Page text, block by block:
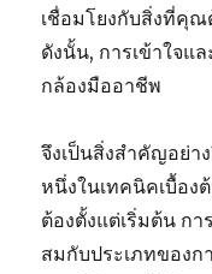
เชื่อมโยงกับสิ่งที่คุณ
ดังนั้น, การเข้าใจแ
กล้องมืออาชีพ
จึงเป็นสิ่งสำคัญอย่า
หนึ่งในเทคนิคเบื้อ
ต้องตั้งแต่เริ่มต้น กา
สมกับประเภทของก